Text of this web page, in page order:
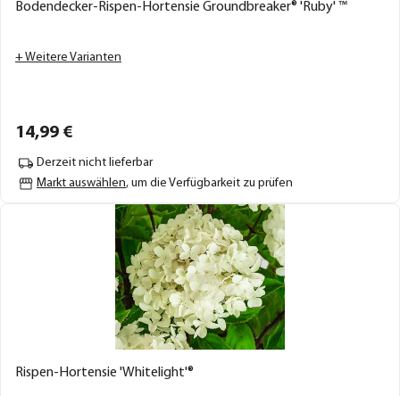
Bodendecker-Rispen-Hortensie Groundbreaker® 'Ruby' ™
+ Weitere Varianten
14,99 €
Derzeit nicht lieferbar
Markt auswählen, um die Verfügbarkeit zu prüfen
Rispen-Hortensie 'Whitelight'®